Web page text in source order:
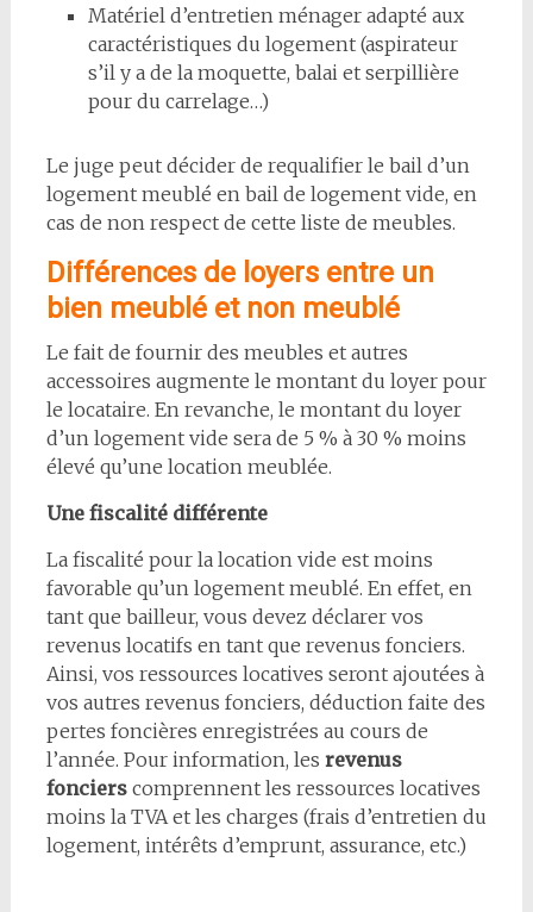
Matériel d’entretien ménager adapté aux
caractéristiques du logement (aspirateur
s’il y a de la moquette, balai et serpillière
pour du carrelage…)
Le juge peut décider de requalifier le bail d’un
logement meublé en bail de logement vide, en
cas de non respect de cette liste de meubles.
Différences de loyers entre un
bien meublé et non meublé
Le fait de fournir des meubles et autres
accessoires augmente le montant du loyer pour
le locataire. En revanche, le montant du loyer
d’un logement vide sera de 5 % à 30 % moins
élevé qu’une location meublée.
Une fiscalité différente
La fiscalité pour la location vide est moins
favorable qu’un logement meublé. En effet, en
tant que bailleur, vous devez déclarer vos
revenus locatifs en tant que revenus fonciers.
Ainsi, vos ressources locatives seront ajoutées à
vos autres revenus fonciers, déduction faite des
pertes foncières enregistrées au cours de
l’année. Pour information, les revenus
foncierscomprennent les ressources locatives
moins la TVA et les charges (frais d’entretien du
logement, intérêts d’emprunt, assurance, etc.)